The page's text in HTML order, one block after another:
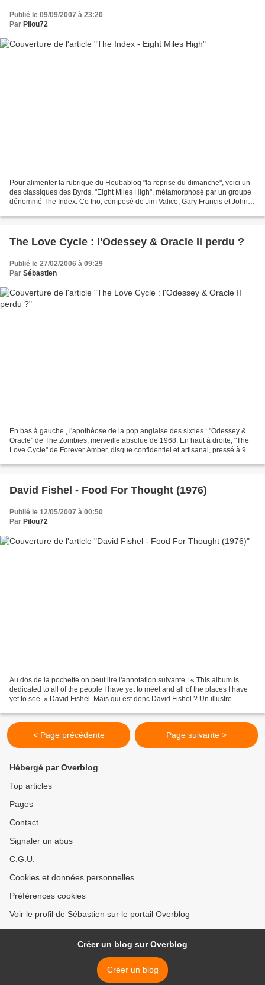
Publié le 09/09/2007 à 23:20
Par Pilou72
Pour alimenter la rubrique du Houbablog "la reprise du dimanche", voici un
des classiques des Byrds, "Eight Miles High", métamorphosé par un groupe
dénommé The Index. Ce trio, composé de Jim Valice, Gary Francis et John
The Love Cycle : l'Odessey & Oracle II perdu ?
Publié le 27/02/2006 à 09:29
Par Sébastien
En bas à gauche , l'apothéose de la pop anglaise des sixties : "Odessey &
Oracle" de The Zombies, merveille absolue de 1968. En haut à droite, "The
Love Cycle" de Forever Amber, disque confidentiel et artisanal, pressé à 99
David Fishel - Food For Thought (1976)
Publié le 12/05/2007 à 00:50
Par Pilou72
Au dos de la pochette on peut lire l'annotation suivante : « This album is
dedicated to all of the people I have yet to meet and all of the places I have
yet to see. » David Fishel. Mais qui est donc David Fishel ? Un illustre
< Page précédente Page suivante >
Hébergé par Overblog
Top articles
Pages
Contact
Signaler un abus
C.G.U.
Cookies et données personnelles
Préférences cookies
Voir le profil de Sébastien sur le portail Overblog
Créer un blog sur Overblog
Créer un blog